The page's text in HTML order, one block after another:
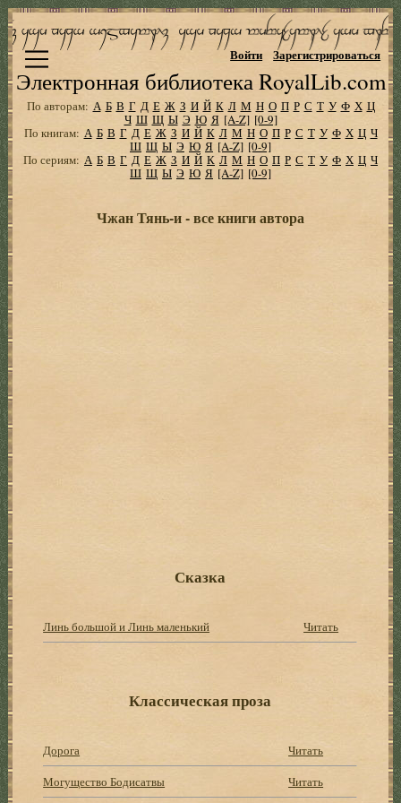
Электронная библиотека RoyalLib.com
Войти Зарегистрироваться
По авторам: А Б В Г Д Е Ж З И Й К Л М Н О П Р С Т У Ф Х Ц
Ч Ш Щ Ы Э Ю Я [A-Z] [0-9]
По книгам: А Б В Г Д Е Ж З И Й К Л М Н О П Р С Т У Ф Х Ц Ч
Ш Щ Ы Э Ю Я [A-Z] [0-9]
По сериям: А Б В Г Д Е Ж З И Й К Л М Н О П Р С Т У Ф Х Ц Ч
Ш Щ Ы Э Ю Я [A-Z] [0-9]
Чжан Тянь-и - все книги автора
Сказка
Линь большой и Линь маленький Читать
Классическая проза
Дорога
Читать
Могущество Бодисатвы
Читать